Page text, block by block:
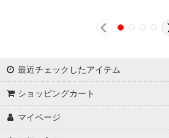
最近チェックしたアイテム
ショッピングカート
マイページ